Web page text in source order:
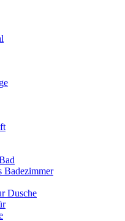
Badezimmer
Dusche